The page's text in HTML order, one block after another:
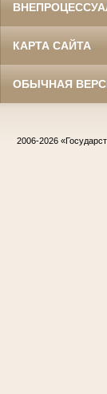
КАРТА САЙТА
ОБЫЧНАЯ
2006-2026